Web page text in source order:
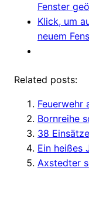
Fenster
Klick, um
neuem
Related posts:
Feuerwehr
Bornreihe
38
Ein heißes
Axstedter